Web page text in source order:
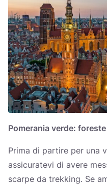
Pomerania verde:
Prima di partire per una
assicuratevi di avere
scarpe da trekking. Se